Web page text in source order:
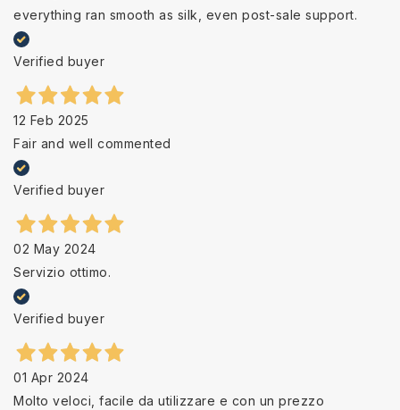
everything ran smooth as silk, even post-sale support.
Verified buyer
12 Feb 2025
Fair and well commented
Verified buyer
02 May 2024
Servizio ottimo.
Verified buyer
01 Apr 2024
Molto veloci, facile da utilizzare e con un prezzo